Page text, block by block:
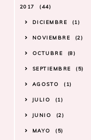
2017 44
DICIEMBRE 1
NOVIEMBRE 2
OCTUBRE 8
SEPTIEMBRE 5
AGOSTO 1
JULIO 1
JUNIO 2
MAYO 5